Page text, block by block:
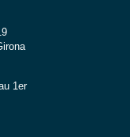
1er